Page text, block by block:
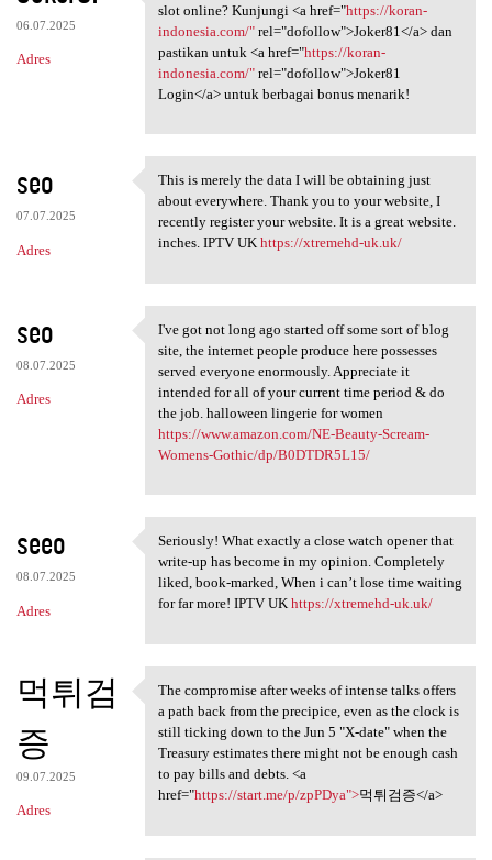
06.07.2025
Adres
slot online? Kunjungi <a href="https://koran-
indonesia.com/"rel="dofollow">Joker81</a> dan
pastikan untuk <a href="https://koran-
indonesia.com/"rel="dofollow">Joker81
Login</a> untuk berbagai bonus menarik!
seo
07.07.2025
Adres
This is merely the data I
This is merely the data I will be obtaining just
about everywhere. Thank you to your website, I
recently register your website. It is a great website.
inches. IPTV UK https://xtremehd-uk.uk/
seo
08.07.2025
Adres
I've got not long ago started
I've got not long ago started off some sort of blog
site, the internet people produce here possesses
served everyone enormously. Appreciate it
intended for all of your current time period & do
the job. halloween lingerie for women
https://www.amazon.com/NE-Beauty-Scream-
Womens-Gothic/dp/B0DTDR5L15/
seeo
08.07.2025
Adres
Seriously! What exactly a
Seriously! What exactly a close watch opener that
write-up has become in my opinion. Completely
liked, book-marked, When i can’t lose time waiting
for far more! IPTV UK https://xtremehd-uk.uk/
먹튀검
증
09.07.2025
Adres
The compromise after weeks of
The compromise after weeks of intense talks offers
a path back from the precipice, even as the clock is
still ticking down to the Jun 5 "X-date" when the
Treasury estimates there might not be enough cash
to pay bills and debts. <a
href="https://start.me/p/zpPDya">먹튀검증</a>